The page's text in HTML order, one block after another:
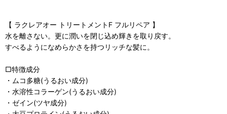
【 ラクレアオー トリートメントF フルリペア 】
水を離さない。更に潤いを閉じ込め輝きを取り戻す。
すべるようになめらかさを持つリッチな髪に。
□特徴成分
・ムコ多糖(うるおい成分)
・水溶性コラーゲン(うるおい成分)
・ゼイン(ツヤ成分)